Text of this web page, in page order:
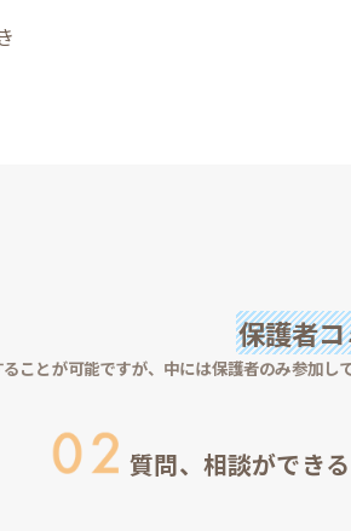
保護者
とが可能ですが、中には保護者のみ参加し
質問、相談ができる